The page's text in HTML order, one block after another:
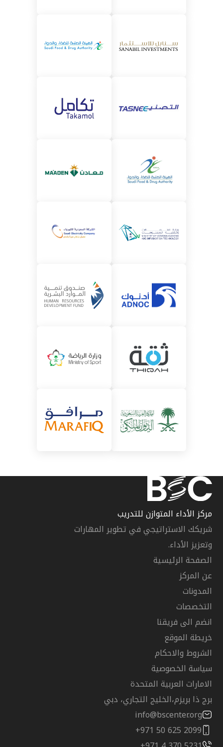
مركز الأداء المتوازن للتدريب
شريكك الاستراتيجي في تطوير المهارات
وتعزيز الأداء.
الصفحة الرئيسية
عن المركز
المدونات
التخصصات
انضم الى فريقنا
خريطة الموقع
الشروط والاحكام
سياسة الخصوصية
الامارات العربية المتحدة
برج ذا بريزم،الخليج التجاري، دبي
info@bscenter.org
+971 50 625 2099